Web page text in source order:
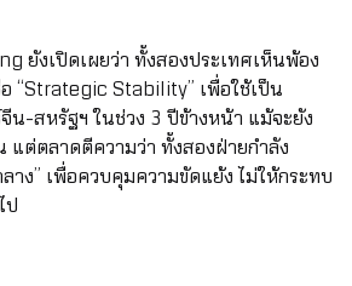
ยังเปิดเผยว่า ทั้งสองประเทศเห็นพ้อง
“Strategic Stability” เพื่อใช้เป็น
-สหรัฐฯ ในช่วง 3 ปีข้างหน้า แม้จะยัง
แต่ตลาดตีความว่า ทั้งสองฝ่ายกำลัง
าง” เพื่อควบคุมความขัดแย้ง ไม่ให้กระทบ
ป